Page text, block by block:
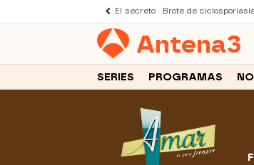
El secreto Brote de ciclosporiasis
Antena3
SERIES PROGRAMAS